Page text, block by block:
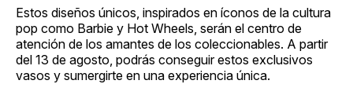
Estos diseños únicos, inspirados en íconos de la cultura
pop como Barbie y Hot Wheels, serán el centro de
atención de los amantes de los coleccionables. A partir
del 13 de agosto, podrás conseguir estos exclusivos
vasos y sumergirte en una experiencia única.